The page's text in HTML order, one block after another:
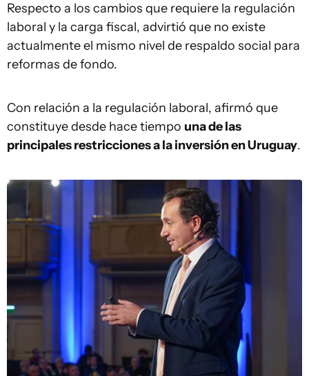
Respecto a los cambios que requiere la regulación
laboral y la carga fiscal, advirtió que no existe
actualmente el mismo nivel de respaldo social para
reformas de fondo.
Con relación a la regulación laboral, afirmó que
constituye desde hace tiempo una de las
principales restricciones a la inversión en Uruguay.